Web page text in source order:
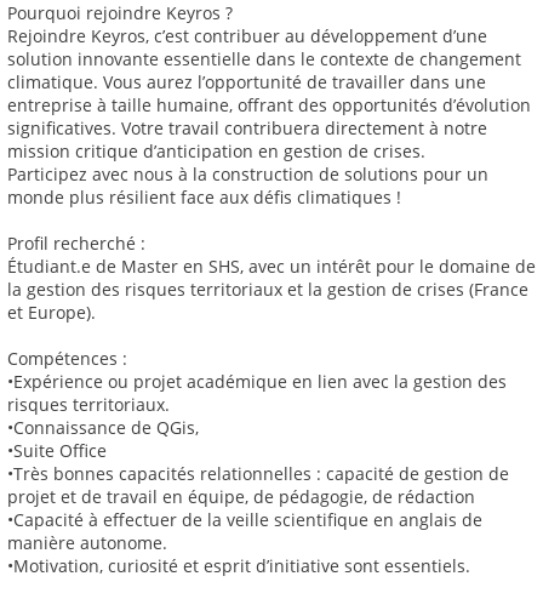
Pourquoi rejoindre Keyros ?
Rejoindre Keyros, c’est contribuer au développement d’une
solution innovante essentielle dans le contexte de changement
climatique. Vous aurez l’opportunité de travailler dans une
entreprise à taille humaine, offrant des opportunités d’évolution
significatives. Votre travail contribuera directement à notre
mission critique d’anticipation en gestion de crises.
Participez avec nous à la construction de solutions pour un
monde plus résilient face aux défis climatiques !
Profil recherché :
Étudiant.e de Master en SHS, avec un intérêt pour le domaine de
la gestion des risques territoriaux et la gestion de crises (France
et Europe).
Compétences :
•Expérience ou projet académique en lien avec la gestion des
risques territoriaux.
•Connaissance de QGis,
•Suite Office
•Très bonnes capacités relationnelles : capacité de gestion de
projet et de travail en équipe, de pédagogie, de rédaction
•Capacité à effectuer de la veille scientifique en anglais de
manière autonome.
•Motivation, curiosité et esprit d’initiative sont essentiels.